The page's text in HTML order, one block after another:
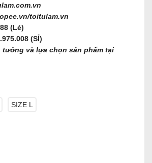
toitulam.vn
(Lẻ)
(SỈ)
tưởng và lựa chọn sản phẩm tại
SIZE L